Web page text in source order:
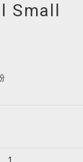
Small